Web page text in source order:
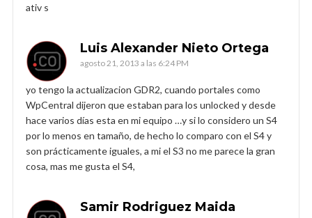
ativ s
Luis Alexander Nieto Ortega
agosto 21, 2013 a las 6:24 PM
yo tengo la actualizacion GDR2, cuando portales como
WpCentral dijeron que estaban para los unlocked y desde
hace varios días esta en mi equipo …y si lo considero un S4
por lo menos en tamaño, de hecho lo comparo con el S4 y
son prácticamente iguales, a mi el S3 no me parece la gran
cosa, mas me gusta el S4,
Samir Rodriguez Maida